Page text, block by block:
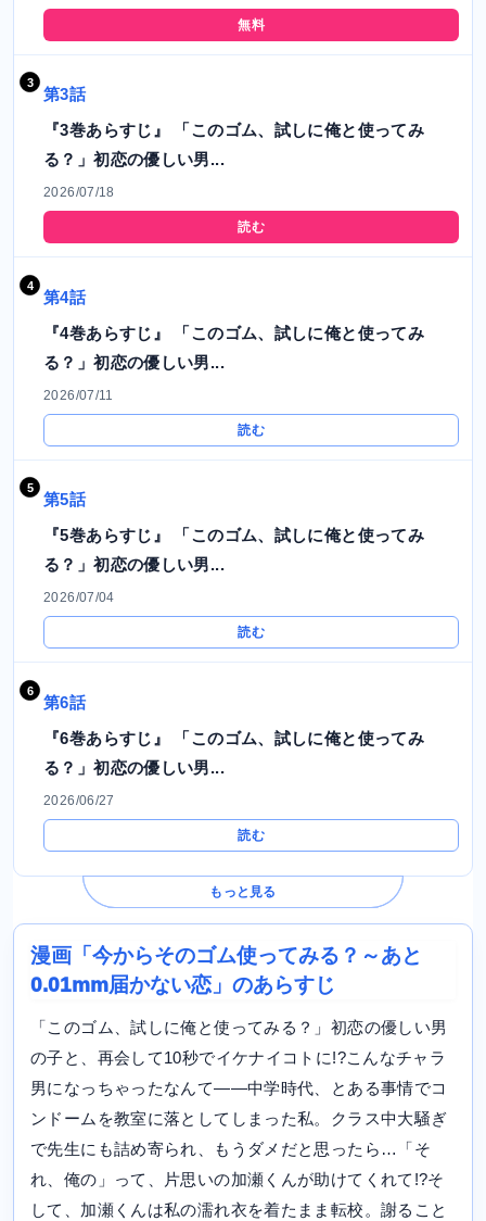
無料
第3話
『3巻あらすじ』 「このゴム、試しに俺と使ってみ
る？」初恋の優しい男...
2026/07/18
読む
第4話
『4巻あらすじ』 「このゴム、試しに俺と使ってみ
る？」初恋の優しい男...
2026/07/11
読む
第5話
『5巻あらすじ』 「このゴム、試しに俺と使ってみ
る？」初恋の優しい男...
2026/07/04
読む
第6話
『6巻あらすじ』 「このゴム、試しに俺と使ってみ
る？」初恋の優しい男...
2026/06/27
読む
もっと見る
漫画「今からそのゴム使ってみる？～あと
0.01mm届かない恋」のあらすじ
「このゴム、試しに俺と使ってみる？」初恋の優しい男
の子と、再会して10秒でイケナイコトに!?こんなチャラ
男になっちゃったなんて――中学時代、とある事情でコ
ンドームを教室に落としてしまった私。クラス中大騒ぎ
で先生にも詰め寄られ、もうダメだと思ったら…「そ
れ、俺の」って、片思いの加瀬くんが助けてくれて!?そ
して、加瀬くんは私の濡れ衣を着たまま転校。謝ること